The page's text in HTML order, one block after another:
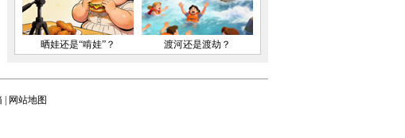
晒娃还是“啃娃”？ 渡河还是渡劫？
网站地图